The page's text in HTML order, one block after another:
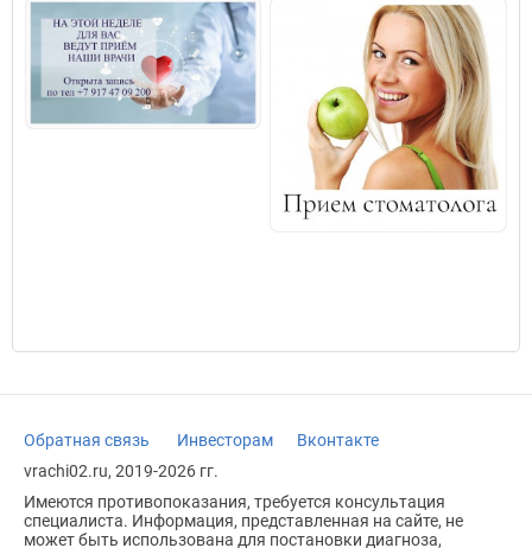
Обратная связь Инвесторам
Вконтакте
vrachi02.ru, 2019-2026 гг.
Имеются противопоказания, требуется консультация
специалиста. Информация, представленная на сайте, не
может быть использована для постановки диагноза,